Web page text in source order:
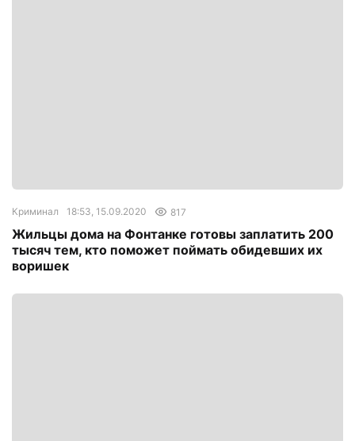
Криминал 18:53, 15.09.2020 817
Жильцы дома на Фонтанке готовы заплатить 200
тысяч тем, кто поможет поймать обидевших их
воришек